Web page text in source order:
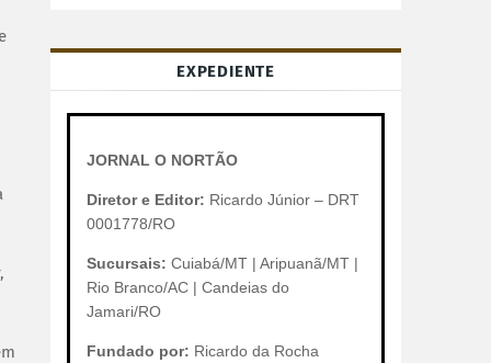
EXPEDIENTE
JORNAL O NORTÃO
Diretor e Editor: Ricardo Júnior – DRT
0001778/RO
Sucursais: Cuiabá/MT | Aripuanã/MT |
Rio Branco/AC | Candeias do
Jamari/RO
Fundado por: Ricardo da Rocha